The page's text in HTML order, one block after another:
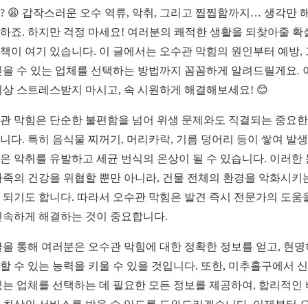
😩 갑작스러운 오수 역류, 악취, 그리고 찝찝함까지… 생각만
죠. 하지만 걱정 마세요! 여러분의 쾌적한 생활을 되찾아줄 확
이 여기 있습니다. 이 글에서는 오수관 막힘의 원인부터 예방,
을 수 있는 업체를 선택하는 방법까지 꼼꼼하게 알려드릴게요.
상 스트레스받지 마시고, 속 시원하게 해결해보세요! 😊
막힘은 단순한 불편함을 넘어 위생 문제와도 직결되는 중요
다. 특히 음식물 찌꺼기, 머리카락, 기름 덩어리 등이 쌓여 발
악취를 유발하고 세균 번식의 온상이 될 수 있습니다. 이러한
족의 건강을 위협할 뿐만 아니라, 건물 전체의 환경을 악화시키
되기도 합니다. 따라서 오수관 막힘은 발견 즉시 전문가의 도움
속하게 해결하는 것이 중요합니다.
을 통해 여러분은 오수관 막힘에 대한 정확한 정보를 얻고, 현명
수 있는 능력을 키울 수 있을 것입니다. 또한, 미추홀구에서
는 업체를 선택하는 데 필요한 모든 정보를 제공하여, 합리적인